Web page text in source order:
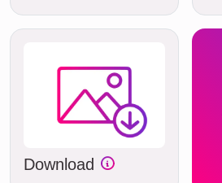
Download